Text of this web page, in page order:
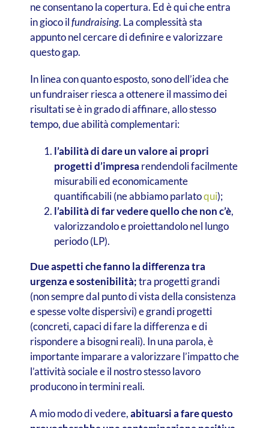
ne consentano la copertura. Ed è qui che entra
in gioco ilfundraising. La complessità sta
appunto nel cercare di definire e valorizzare
questo gap.
In linea con quanto esposto, sono dell’idea che
un fundraiser riesca a ottenere il massimo dei
risultati se è in grado di affinare, allo stesso
tempo, due abilità complementari:
l’abilità di dare un valore ai propri
progetti d’impresa rendendoli facilmente
misurabili ed economicamente
quantificabili (ne abbiamo parlatoqui);
l’abilità di far vedere quello che non c’è,
valorizzandolo e proiettandolo nel lungo
periodo (LP).
Due aspetti chefanno la differenza tra
urgenza e sostenibilità;tra progetti grandi
(non sempre dal punto di vista della consistenza
e spesse volte dispersivi) e grandi progetti
(concreti, capaci di fare la differenza e di
rispondere a bisogni reali). In una parola, è
importante imparare a valorizzare l’impatto che
l’attività sociale e il nostro stesso lavoro
producono in termini reali.
A mio modo di vedere,abituarsi a fare questo